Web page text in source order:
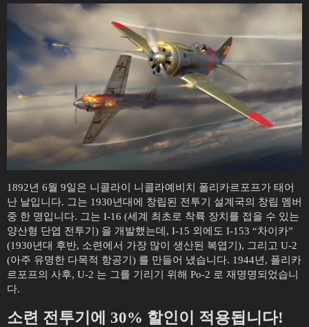
1892년 6월 9일은 니콜라이 니콜라예비치 폴리카르포프가 태어
난 날입니다. 그는 1930년대에 창립된 전투기 설계국의 창립 멤버
중 한 명입니다. 그는 I-16 (세계 최초로 착륙 장치를 접을 수 있는
양산형 단엽 전투기) 을 개발했는데, I-15 외에도 I-153 “차이카”
(1930년대 후반, 소련에서 가장 많이 생산된 복엽기), 그리고 U-2
(아주 유명한 다목적 항공기) 를 만들어 냈습니다. 1944년, 폴리카
르포프의 사후, U-2 는 그를 기리기 위해 Po-2 로 재명명되었습니
다.
소련 전투기에 30% 할인이 적용됩니다!